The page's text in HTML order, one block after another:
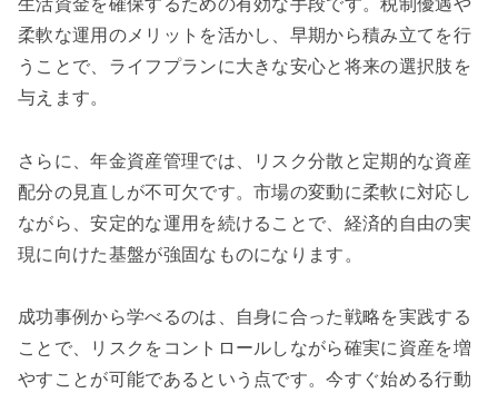
柔軟な運用のメリットを活かし、早期から積み立てを行
うことで、ライフプランに大きな安心と将来の選択肢を
与えます。
さらに、年金資産管理では、リスク分散と定期的な資産
配分の見直しが不可欠です。市場の変動に柔軟に対応し
ながら、安定的な運用を続けることで、経済的自由の実
現に向けた基盤が強固なものになります。
成功事例から学べるのは、自身に合った戦略を実践する
ことで、リスクをコントロールしながら確実に資産を増
やすことが可能であるという点です。今すぐ始める行動